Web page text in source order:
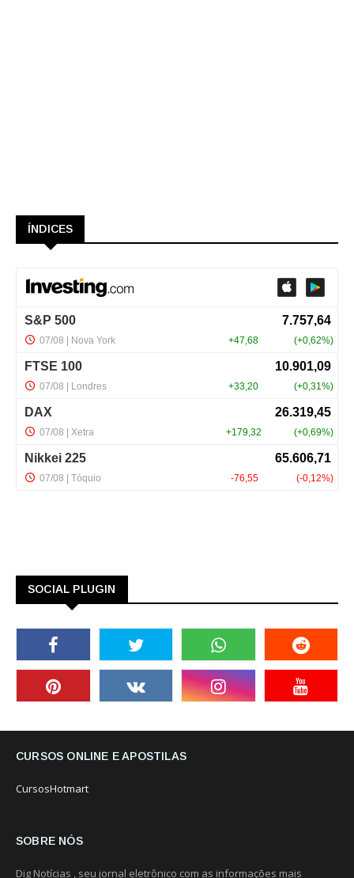
ÍNDICES
SOCIAL PLUGIN
CURSOS ONLINE E APOSTILAS
CursosHotmart
SOBRE NÓS
Dig Notícias , seu jornal eletrônico com as informações mais